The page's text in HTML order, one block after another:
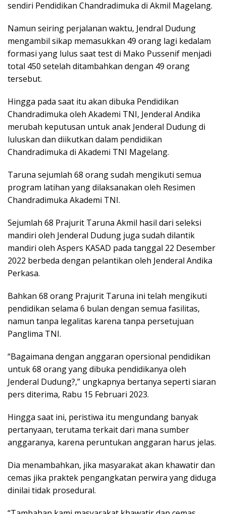
sendiri Pendidikan Chandradimuka di Akmil Magelang.
Namun seiring perjalanan waktu, Jendral Dudung
mengambil sikap memasukkan 49 orang lagi kedalam
formasi yang lulus saat test di Mako Pussenif menjadi
total 450 setelah ditambahkan dengan 49 orang
tersebut.
Hingga pada saat itu akan dibuka Pendidikan
Chandradimuka oleh Akademi TNI, Jenderal Andika
merubah keputusan untuk anak Jenderal Dudung di
luluskan dan diikutkan dalam pendidikan
Chandradimuka di Akademi TNI Magelang.
Taruna sejumlah 68 orang sudah mengikuti semua
program latihan yang dilaksanakan oleh Resimen
Chandradimuka Akademi TNI.
Sejumlah 68 Prajurit Taruna Akmil hasil dari seleksi
mandiri oleh Jenderal Dudung juga sudah dilantik
mandiri oleh Aspers KASAD pada tanggal 22 Desember
2022 berbeda dengan pelantikan oleh Jenderal Andika
Perkasa.
Bahkan 68 orang Prajurit Taruna ini telah mengikuti
pendidikan selama 6 bulan dengan semua fasilitas,
namun tanpa legalitas karena tanpa persetujuan
Panglima TNI.
“Bagaimana dengan anggaran opersional pendidikan
untuk 68 orang yang dibuka pendidikanya oleh
Jenderal Dudung?,” ungkapnya bertanya seperti siaran
pers diterima, Rabu 15 Februari 2023.
Hingga saat ini, peristiwa itu mengundang banyak
pertanyaan, terutama terkait dari mana sumber
anggaranya, karena peruntukan anggaran harus jelas.
Dia menambahkan, jika masyarakat akan khawatir dan
cemas jika praktek pengangkatan perwira yang diduga
dinilai tidak prosedural.